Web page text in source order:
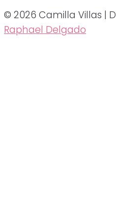
© 2026 Camilla Villas |
Raphael Delgado